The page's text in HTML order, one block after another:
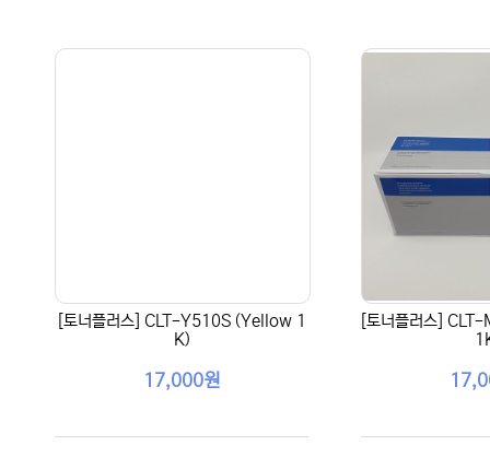
[토너플러스] CLT-Y510S (Yellow 1
K)
17,000원
[토너플러스]